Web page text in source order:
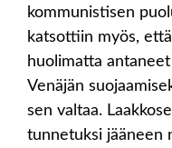
kommunistisen
katsottiin myös,
huolimatta
Venäjän
sen valtaa.
tunnetuksi jääneen